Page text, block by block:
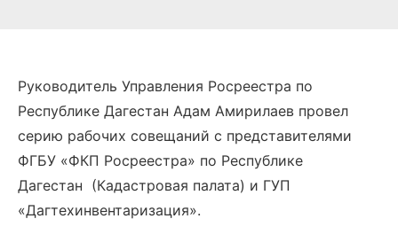
Руководитель Управления Росреестра по
Республике Дагестан Адам Амирилаев провел
серию рабочих совещаний с представителями
ФГБУ «ФКП Росреестра» по Республике
Дагестан (Кадастровая палата) и ГУП
«Дагтехинвентаризация».